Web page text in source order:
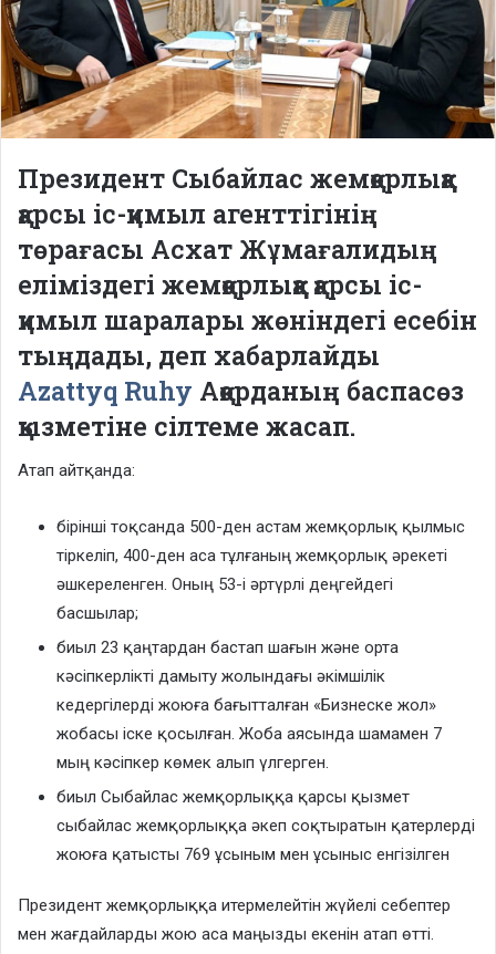
Президент Сыбайлас жемқорлыққа
қарсы іс-қимыл агенттігінің
төрағасы Асхат Жұмағалидың
еліміздегі жемқорлыққа қарсы іс-
қимыл шаралары жөніндегі есебін
тыңдады, деп хабарлайды
Azattyq Ruhy Ақорданың баспасөз
қызметіне сілтеме жасап.
Атап айтқанда:
бірінші тоқсанда 500-ден астам жемқорлық қылмыс
тіркеліп, 400-ден аса тұлғаның жемқорлық әрекеті
әшкереленген. Оның 53-і әртүрлі деңгейдегі
басшылар;
биыл 23 қаңтардан бастап шағын және орта
кәсіпкерлікті дамыту жолындағы әкімшілік
кедергілерді жоюға бағытталған «Бизнеске жол»
жобасы іске қосылған. Жоба аясында шамамен 7
мың кәсіпкер көмек алып үлгерген.
биыл Сыбайлас жемқорлыққа қарсы қызмет
сыбайлас жемқорлыққа әкеп соқтыратын қатерлерді
жоюға қатысты 769 ұсыным мен ұсыныс енгізілген
Президент жемқорлыққа итермелейтін жүйелі себептер
мен жағдайларды жою аса маңызды екенін атап өтті.